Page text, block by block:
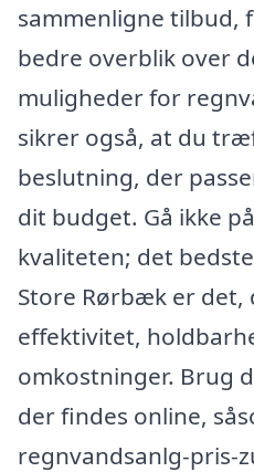
sammenligne tilbud,
bedre overblik over
muligheder for
sikrer også, at du
beslutning, der
dit budget. Gå ikke
kvaliteten; det
Store Rørbæk er
effektivitet,
omkostninger. Brug
der findes online,
regnvandsanlg-pris-